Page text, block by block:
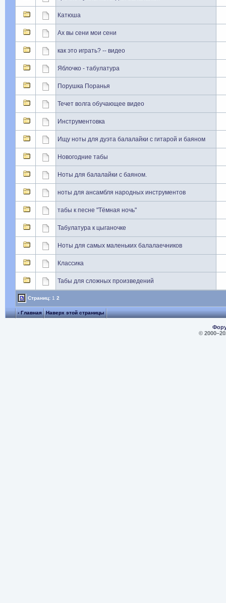
Катюша
Ах вы сени мои сени
как это играть? -- видео
Яблочко - табулатура
Порушка Поранья
Течет волга обучающее видео
Инструментовка
Ищу ноты для дуэта балалайки с гитарой и баяном
Новогодние табы
Ноты для балалайки с баяном.
ноты для ансамбля народных инструментов
табы к песне "Тёмная ночь"
Табулатура к цыганочке
Ноты для самых маленьких балалаечников
Классика
Табы для сложных произведений
Страниц: 1 2
‹ Главная Наверх этой страницы
© 2000–